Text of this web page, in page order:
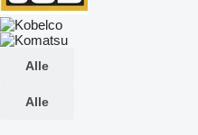
Alle
Alle